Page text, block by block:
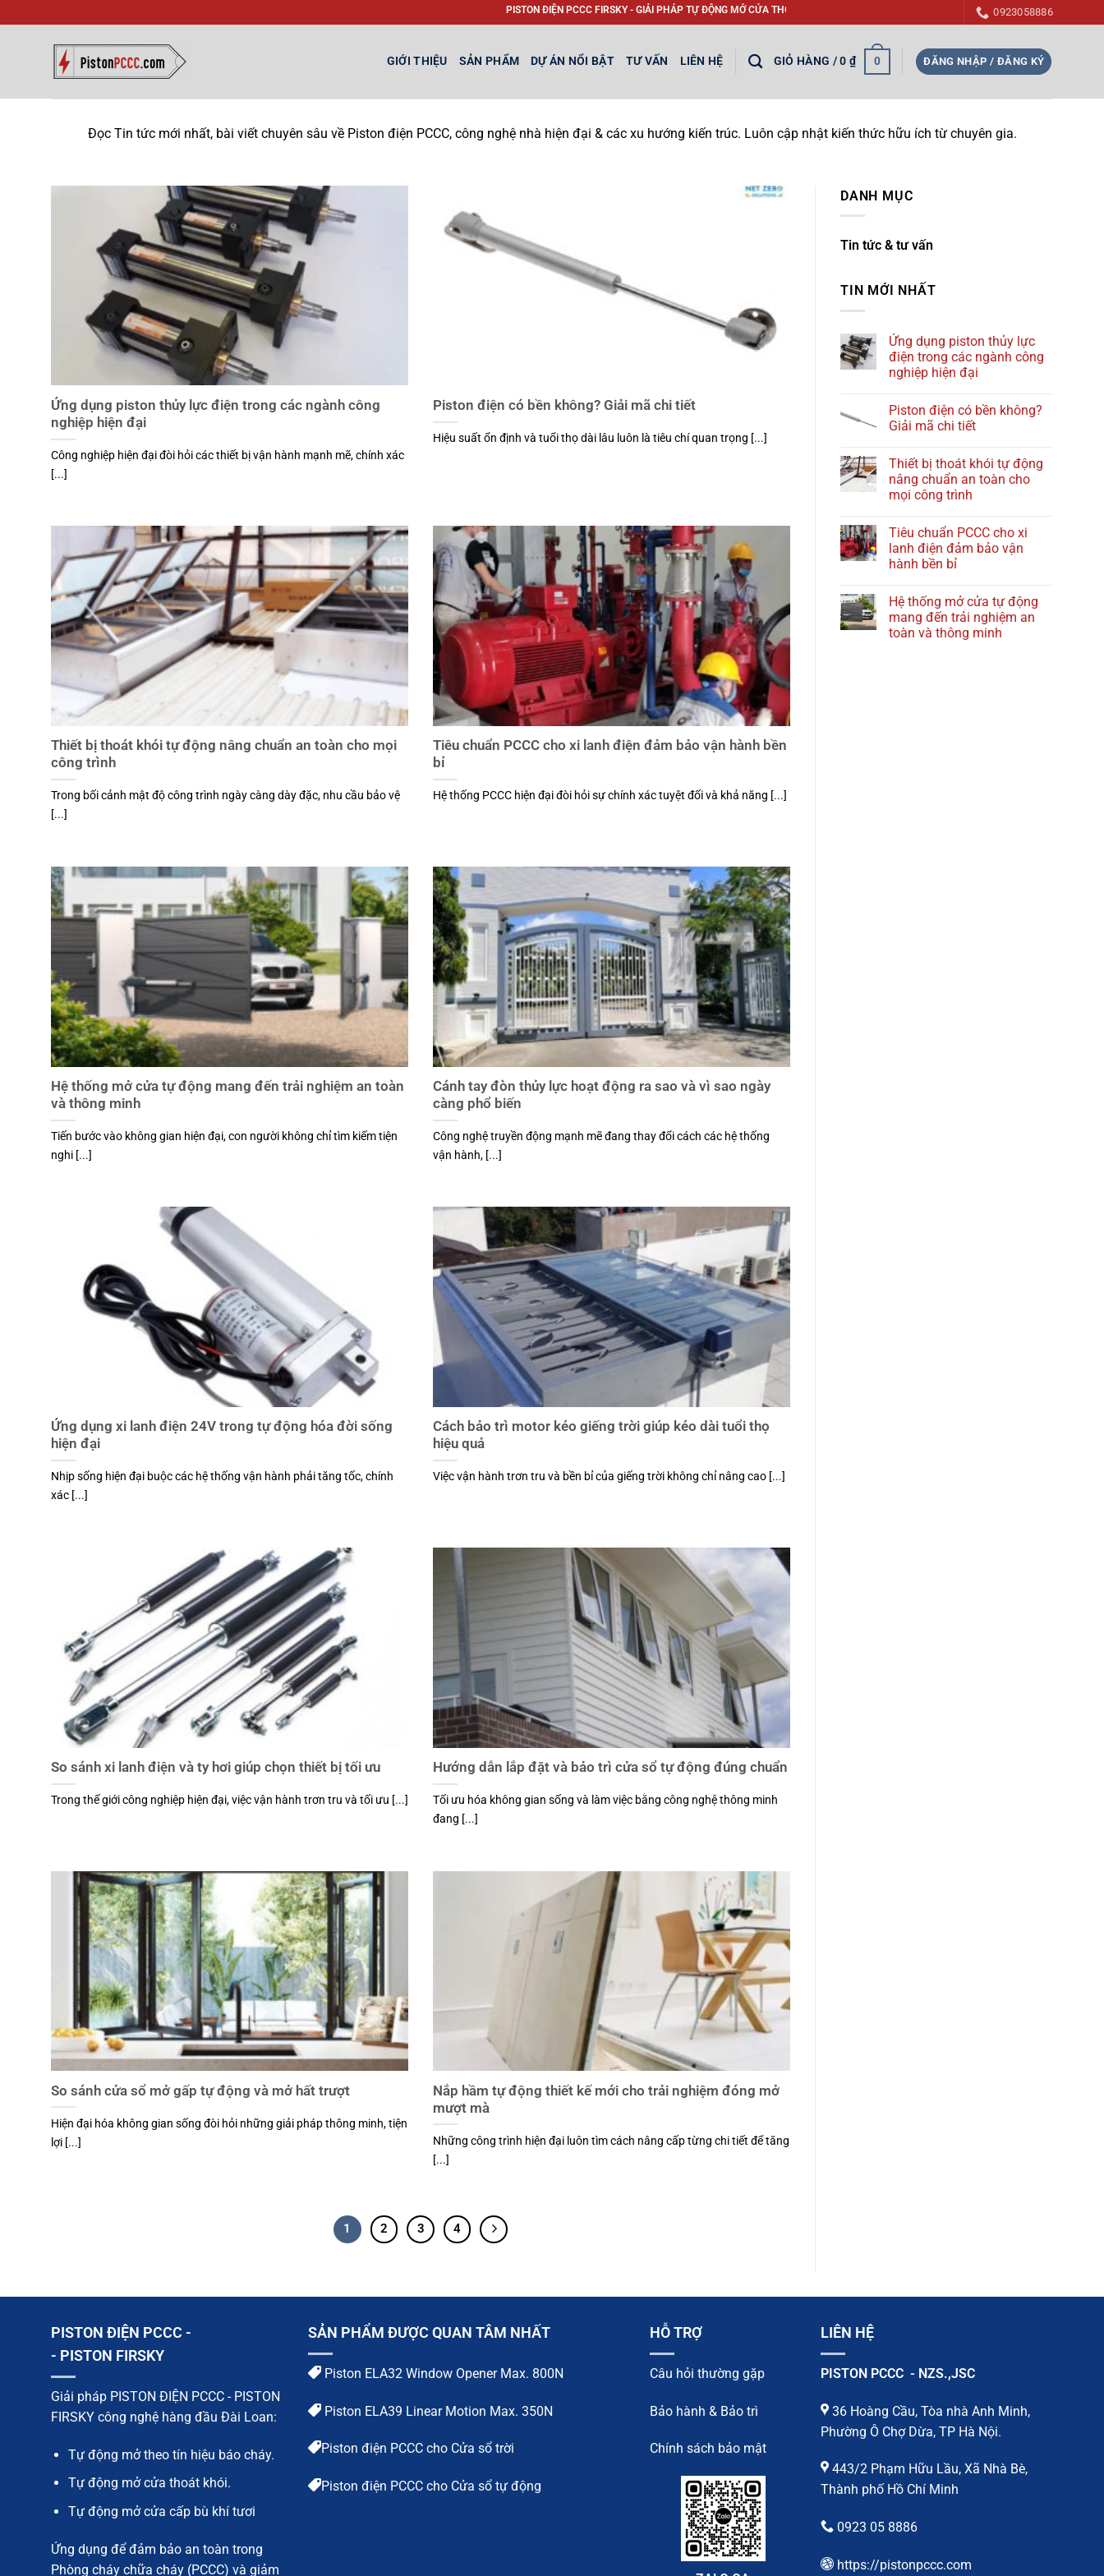
qua
PISTON ĐIỆN PCCC FIRSKY - GIẢI PHÁP TỰ ĐỘNG MỞ CỬA THOÁT KHÓI, CẤP BÙ KHÍ TƯƠI TRONG PHÒNG CHÁY CHỮA CHÁY (PCCC) - GIẢM
0923058886
GIỚI THIỆU SẢN PHẨM DỰ ÁN NỔI BẬT TƯ VẤN LIÊN HỆ GIỎ HÀNG /0 ₫ 0 ĐĂNG NHẬP / ĐĂNG KÝ
Đọc Tin tức mới nhất, bài viết chuyên sâu về Piston điện PCCC, công nghệ nhà hiện đại & các xu hướng kiến trúc. Luôn cập nhật kiến thức hữu ích từ chuyên gia.
Ứng dụng piston thủy lực điện trong các ngành công
nghiệp hiện đại
Công nghiệp hiện đại đòi hỏi các thiết bị vận hành mạnh mẽ, chính xác
[...]
Piston điện có bền không? Giải mã chi tiết
Hiệu suất ổn định và tuổi thọ dài lâu luôn là tiêu chí quan trọng [...]
Thiết bị thoát khói tự động nâng chuẩn an toàn cho mọi
công trình
Trong bối cảnh mật độ công trình ngày càng dày đặc, nhu cầu bảo vệ
[...]
Tiêu chuẩn PCCC cho xi lanh điện đảm bảo vận hành bền
bỉ
Hệ thống PCCC hiện đại đòi hỏi sự chính xác tuyệt đối và khả năng [...]
Hệ thống mở cửa tự động mang đến trải nghiệm an toàn
và thông minh
Tiến bước vào không gian hiện đại, con người không chỉ tìm kiếm tiện
nghi [...]
Cánh tay đòn thủy lực hoạt động ra sao và vì sao ngày
càng phổ biến
Công nghệ truyền động mạnh mẽ đang thay đổi cách các hệ thống
vận hành, [...]
Ứng dụng xi lanh điện 24V trong tự động hóa đời sống
hiện đại
Nhịp sống hiện đại buộc các hệ thống vận hành phải tăng tốc, chính
xác [...]
Cách bảo trì motor kéo giếng trời giúp kéo dài tuổi thọ
hiệu quả
Việc vận hành trơn tru và bền bỉ của giếng trời không chỉ nâng cao [...]
So sánh xi lanh điện và ty hơi giúp chọn thiết bị tối ưu
Trong thế giới công nghiệp hiện đại, việc vận hành trơn tru và tối ưu [...]
Hướng dẫn lắp đặt và bảo trì cửa sổ tự động đúng chuẩn
Tối ưu hóa không gian sống và làm việc bằng công nghệ thông minh
đang [...]
So sánh cửa sổ mở gấp tự động và mở hất trượt
Hiện đại hóa không gian sống đòi hỏi những giải pháp thông minh, tiện
lợi [...]
Nắp hầm tự động thiết kế mới cho trải nghiệm đóng mở
mượt mà
Những công trình hiện đại luôn tìm cách nâng cấp từng chi tiết để tăng
[...]
1 2 3 4
DANH MỤC
Tin tức & tư vấn
TIN MỚI NHẤT
Ứng dụng piston thủy lực
điện trong các ngành công
nghiệp hiện đại
Piston điện có bền không?
Giải mã chi tiết
Thiết bị thoát khói tự động
nâng chuẩn an toàn cho
mọi công trình
Tiêu chuẩn PCCC cho xi
lanh điện đảm bảo vận
hành bền bỉ
Hệ thống mở cửa tự động
mang đến trải nghiệm an
toàn và thông minh
PISTON ĐIỆN PCCC -
- PISTON FIRSKY
Giải pháp PISTON ĐIỆN PCCC - PISTON
FIRSKY công nghệ hàng đầu Đài Loan:
Tự động mở theo tín hiệu báo cháy.
Tự động mở cửa thoát khói.
Tự động mở cửa cấp bù khí tươi
Ứng dụng để đảm bảo an toàn trong
Phòng cháy chữa cháy (PCCC) và giảm
SẢN PHẨM ĐƯỢC QUAN TÂM NHẤT
Piston ELA32 Window Opener Max. 800N
Piston ELA39 Linear Motion Max. 350N
Piston điện PCCC cho Cửa sổ trời
Piston điện PCCC cho Cửa sổ tự động
HỖ TRỢ
Câu hỏi thường gặp
Bảo hành & Bảo trì
Chính sách bảo mật
LIÊN HỆ
PISTON PCCC - NZS.,JSC
36 Hoàng Cầu, Tòa nhà Anh Minh,
Phường Ô Chợ Dừa, TP Hà Nội.
443/2 Phạm Hữu Lầu, Xã Nhà Bè,
Thành phố Hồ Chí Minh
0923 05 8886
https://pistonpccc.com